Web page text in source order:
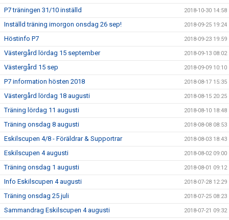
P7 träningen 31/10 inställd 2018-10-30 14:58
Inställd träning imorgon onsdag 26 sep! 2018-09-25 19:24
Höstinfo P7 2018-09-23 19:59
Västergård lördag 15 september 2018-09-13 08:02
Västergård 15 sep 2018-09-09 10:10
P7 information hösten 2018 2018-08-17 15:35
Västergård lördag 18 augusti 2018-08-15 20:25
Träning lördag 11 augusti 2018-08-10 18:48
Träning onsdag 8 augusti 2018-08-08 08:53
Eskilscupen 4/8 - Föräldrar & Supportrar 2018-08-03 18:43
Eskilscupen 4 augusti 2018-08-02 09:00
Träning onsdag 1 augusti 2018-08-01 09:12
Info Eskilscupen 4 augusti 2018-07-28 12:29
Träning onsdag 25 juli 2018-07-25 08:23
Sammandrag Eskilscupen 4 augusti 2018-07-21 09:32